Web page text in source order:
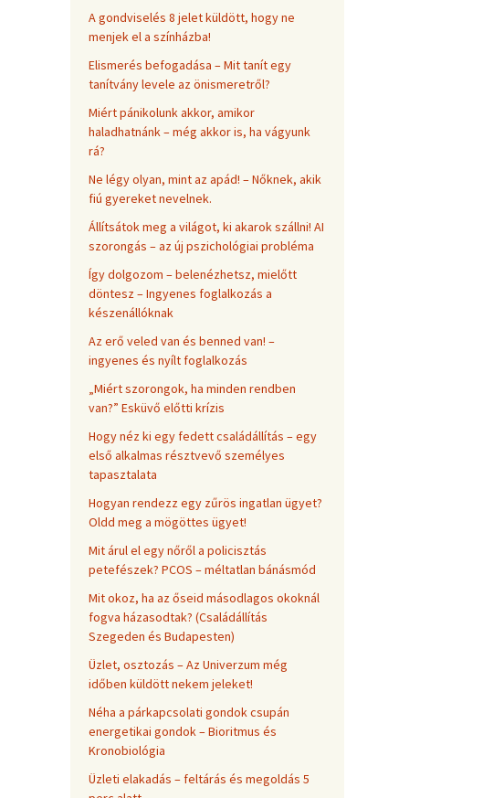
A gondviselés 8 jelet küldött, hogy ne
menjek el a színházba!
Elismerés befogadása – Mit tanít egy
tanítvány levele az önismeretről?
Miért pánikolunk akkor, amikor
haladhatnánk – még akkor is, ha vágyunk
rá?
Ne légy olyan, mint az apád! – Nőknek, akik
fiú gyereket nevelnek.
Állítsátok meg a világot, ki akarok szállni! AI
szorongás – az új pszichológiai probléma
Így dolgozom – belenézhetsz, mielőtt
döntesz – Ingyenes foglalkozás a
készenállóknak
Az erő veled van és benned van! –
ingyenes és nyílt foglalkozás
„Miért szorongok, ha minden rendben
van?” Esküvő előtti krízis
Hogy néz ki egy fedett családállítás – egy
első alkalmas résztvevő személyes
tapasztalata
Hogyan rendezz egy zűrös ingatlan ügyet?
Oldd meg a mögöttes ügyet!
Mit árul el egy nőről a policisztás
petefészek? PCOS – méltatlan bánásmód
Mit okoz, ha az őseid másodlagos okoknál
fogva házasodtak? (Családállítás
Szegeden és Budapesten)
Üzlet, osztozás – Az Univerzum még
időben küldött nekem jeleket!
Néha a párkapcsolati gondok csupán
energetikai gondok – Bioritmus és
Kronobiológia
Üzleti elakadás – feltárás és megoldás 5